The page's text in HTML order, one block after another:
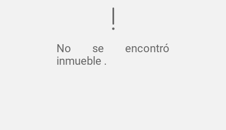
No se encontró
inmueble .